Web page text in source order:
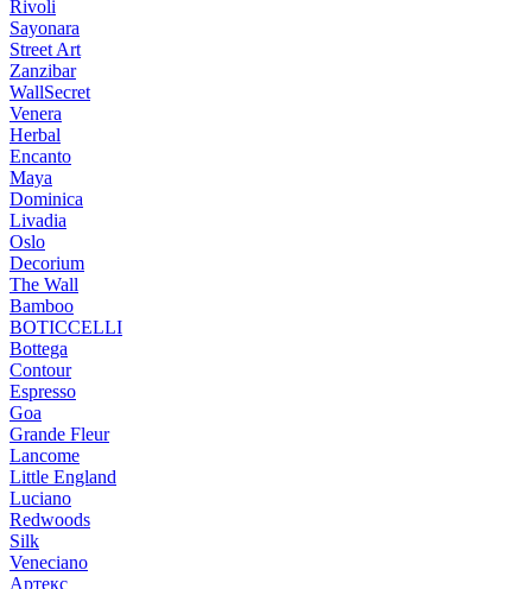
Rivoli
Sayonara
Street Art
Zanzibar
WallSecret
Venera
Herbal
Encanto
Maya
Dominica
Livadia
Oslo
Decorium
The Wall
Bamboo
BOTICCELLI
Bottega
Contour
Espresso
Goa
Grande Fleur
Lancome
Little England
Luciano
Redwoods
Silk
Veneciano
Артекс